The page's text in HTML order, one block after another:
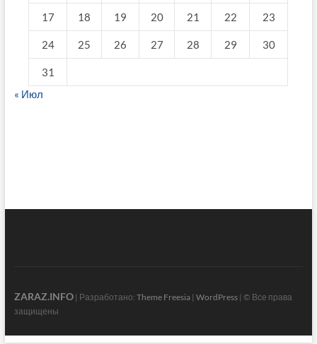
17 18 19 20 21 22 23
24 25 26 27 28 29 30
31
« Июл
ZARAZ.INFO| Разработано: Theme Freesia| WordPress| © Все права
защищены